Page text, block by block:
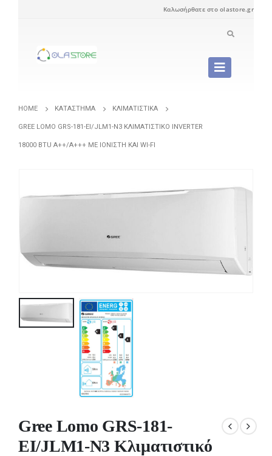
Καλωσήρθατε στο olastore.gr
HOME ΚΑΤΆΣΤΗΜΑ ΚΛΙΜΑΤΙΣΤΙΚΆ
GREE LOMO GRS-181-EI/JLM1-N3 ΚΛΙΜΑΤΙΣΤΙΚΌ INVERTER
18000 BTU A++/A+++ ΜΕ ΙΟΝΙΣΤΉ ΚΑΙ WI-FI
Gree Lomo GRS-181-
EI/JLM1-N3 Κλιματιστικό